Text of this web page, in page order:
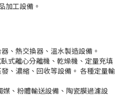
加工設備。
、熱交換器、溫水製造設備。
式離心分離機、乾燥機、定量充填
、濃縮、回收等設備。 各種定量輸
、粉體輸送設備、陶瓷膜過濾設